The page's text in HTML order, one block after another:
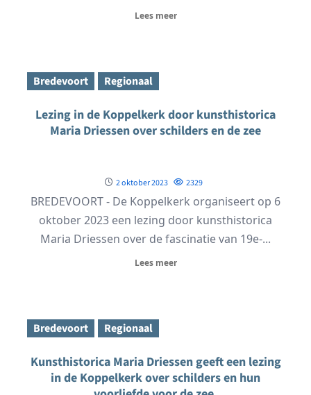
Lees meer
Bredevoort Regionaal
Lezing in de Koppelkerk door kunsthistorica
Maria Driessen over schilders en de zee
2 oktober 2023 2329
BREDEVOORT - De Koppelkerk organiseert op 6
oktober 2023 een lezing door kunsthistorica
Maria Driessen over de fascinatie van 19e-...
Lees meer
Bredevoort Regionaal
Kunsthistorica Maria Driessen geeft een lezing
in de Koppelkerk over schilders en hun